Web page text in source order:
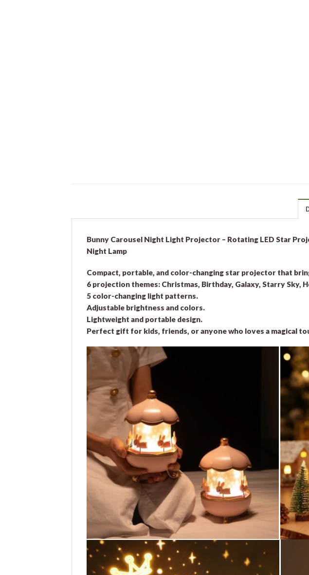
Bunny Carousel Night Light Projector – Rotating LED Star
Night Lamp
Compact, portable, and color-changing star projector that
6 projection themes: Christmas, Birthday, Galaxy, Starry Sky,
5 color-changing light patterns.
Adjustable brightness and colors.
Lightweight and portable design.
Perfect gift for kids, friends, or anyone who loves a magical